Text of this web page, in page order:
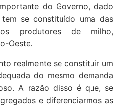
do Governo, dado
se constituído uma das
produtores de milho,
Oeste.
realmente se constituir um
do mesmo demanda
A razão disso é que, se
e diferenciarmos as